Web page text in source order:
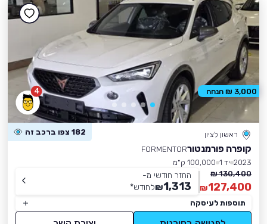
4
ראשון לציון 182 צפו ברכב זה
קופרה פורמנטורFORMENTOR
2023 יד 1
100,000 ק״מ
130,400 ₪
127,400
₪
החזר חודשי מ-
1,313
₪לחודש*
תוספות לעיסקה
3,000 ₪ הנחה